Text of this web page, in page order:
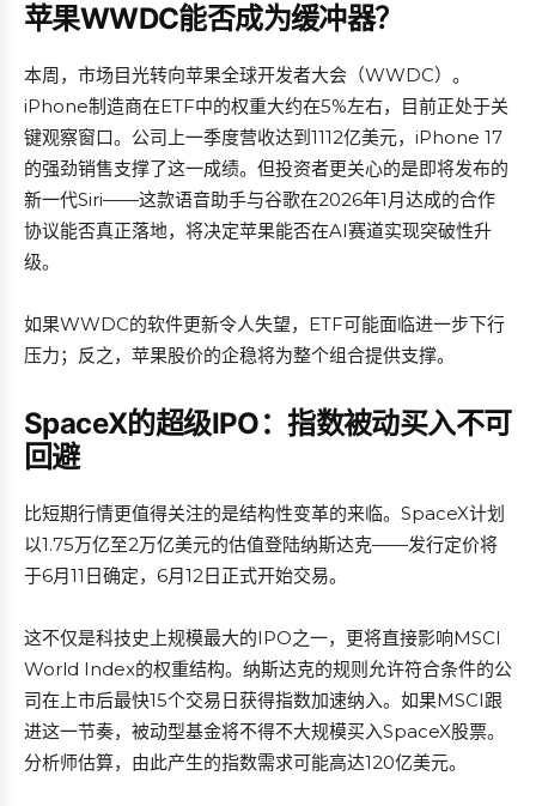
苹果WWDC能否成为缓冲器？
本周，市场目光转向苹果全球开发者大会（WWDC）。
iPhone制造商在ETF中的权重大约在5%左右，目前正处于关
键观察窗口。公司上一季度营收达到1112亿美元，iPhone 17
的强劲销售支撑了这一成绩。但投资者更关心的是即将发布的
新一代Siri——这款语音助手与谷歌在2026年1月达成的合作
协议能否真正落地，将决定苹果能否在AI赛道实现突破性升
级。
如果WWDC的软件更新令人失望，ETF可能面临进一步下行
压力；反之，苹果股价的企稳将为整个组合提供支撑。
SpaceX的超级IPO：指数被动买入不可
回避
比短期行情更值得关注的是结构性变革的来临。SpaceX计划
以1.75万亿至2万亿美元的估值登陆纳斯达克——发行定价将
于6月11日确定，6月12日正式开始交易。
这不仅是科技史上规模最大的IPO之一，更将直接影响MSCI
World Index的权重结构。纳斯达克的规则允许符合条件的公
司在上市后最快15个交易日获得指数加速纳入。如果MSCI跟
进这一节奏，被动型基金将不得不大规模买入SpaceX股票。
分析师估算，由此产生的指数需求可能高达120亿美元。